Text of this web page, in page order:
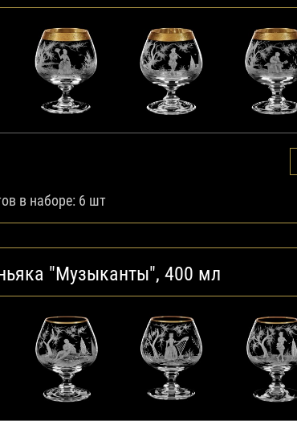
в наборе: 6 шт
"Музыканты", 400 мл